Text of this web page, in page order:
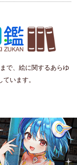
で、絵に関するあらゆ
います。